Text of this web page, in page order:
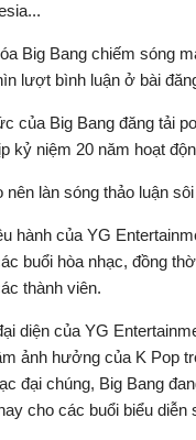
Big Bang chiếm sóng
lượt bình luận ở bài
của Big Bang đăng tải
kỷ niệm 20 năm hoạt
làn sóng thảo luận
hành của YG
buổi hòa nhạc, đồng
thành viên.
diện của YG
ảnh hưởng của K Pop
đại chúng, Big Bang
cho các buổi biểu diễn